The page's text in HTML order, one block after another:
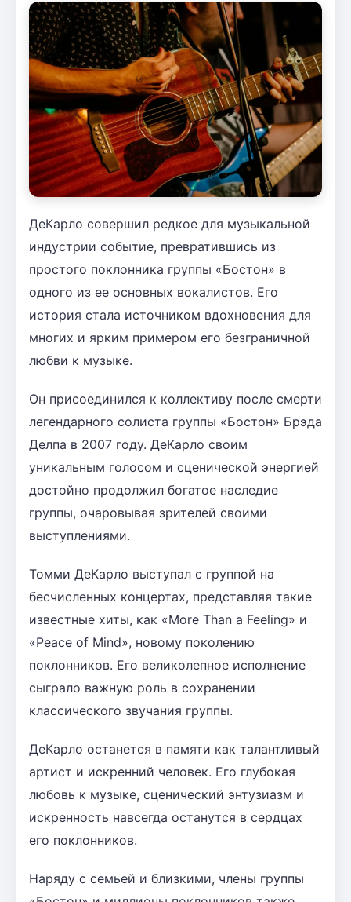
ДеКарло совершил редкое для музыкальной
индустрии событие, превратившись из
простого поклонника группы «Бостон» в
одного из ее основных вокалистов. Его
история стала источником вдохновения для
многих и ярким примером его безграничной
любви к музыке.
Он присоединился к коллективу после смерти
легендарного солиста группы «Бостон» Брэда
Делпа в 2007 году. ДеКарло своим
уникальным голосом и сценической энергией
достойно продолжил богатое наследие
группы, очаровывая зрителей своими
выступлениями.
Томми ДеКарло выступал с группой на
бесчисленных концертах, представляя такие
известные хиты, как «More Than a Feeling» и
«Peace of Mind», новому поколению
поклонников. Его великолепное исполнение
сыграло важную роль в сохранении
классического звучания группы.
ДеКарло останется в памяти как талантливый
артист и искренний человек. Его глубокая
любовь к музыке, сценический энтузиазм и
искренность навсегда останутся в сердцах
его поклонников.
Наряду с семьей и близкими, члены группы